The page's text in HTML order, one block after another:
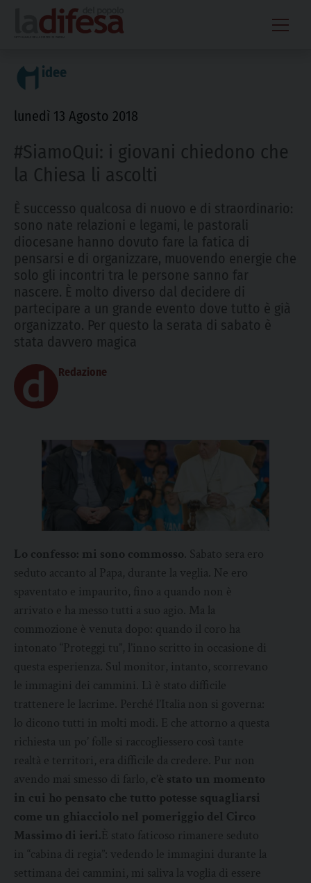
content
idee
lunedì 13 Agosto 2018
#SiamoQui: i giovani chiedono che
la Chiesa li ascolti
È successo qualcosa di nuovo e di straordinario:
sono nate relazioni e legami, le pastorali
diocesane hanno dovuto fare la fatica di
pensarsi e di organizzare, muovendo energie che
solo gli incontri tra le persone sanno far
nascere. È molto diverso dal decidere di
partecipare a un grande evento dove tutto è già
organizzato. Per questo la serata di sabato è
stata davvero magica
Redazione
Lo confesso: mi sono commosso . Sabato sera ero
seduto accanto al Papa, durante la veglia. Ne ero
spaventato e impaurito, fino a quando non è
arrivato e ha messo tutti a suo agio. Ma la
commozione è venuta dopo: quando il coro ha
intonato “Proteggi tu”, l’inno scritto in occasione di
questa esperienza. Sul monitor, intanto, scorrevano
le immagini dei cammini. Lì è stato difficile
trattenere le lacrime. Perché l’Italia non si governa:
lo dicono tutti in molti modi. E che attorno a questa
richiesta un po’ folle si raccogliessero così tante
realtà e territori, era difficile da credere. Pur non
avendo mai smesso di farlo, c’è stato un momento
in cui ho pensato che tutto potesse squagliarsi
come un ghiacciolo nel pomeriggio del Circo
Massimo di ieri.È stato faticoso rimanere seduto
in “cabina di regia”: vedendo le immagini durante la
settimana dei cammini, mi saliva la voglia di essere